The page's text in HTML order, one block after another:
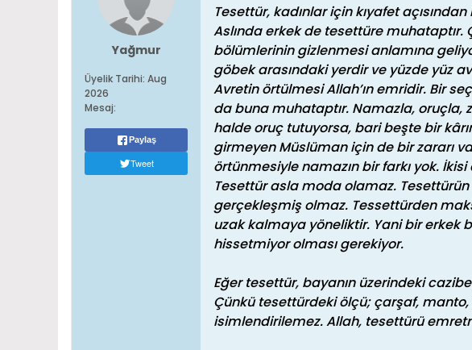
Yağmur
Üyelik Tarihi: Aug
2026
Mesaj:
Paylaş
Tweet
Tesettür, kadınlar için kıyafet
Aslında erkek de tesettüre
bölümlerinin gizlenmesi anlamına
göbek arasındaki yerdir ve yüzde yüz
Avretin örtülmesi Allah’ın emridir. Bir
da buna muhataptır. Namazla, oruçla,
halde oruç tutuyorsa, bari beşte bir
girmeyen Müslüman için de bir zararı
örtünmesiyle namazın bir farkı yok.
Tesettür asla moda olamaz.
gerçekleşmiş olmaz. Tessettürden
uzak kalmaya yöneliktir. Yani bir erkek
hissetmiyor olması gerekiyor.
Eğer tesettür, bayanın üzerindeki
Çünkü tesettürdeki ölçü; çarşaf,
isimlendirilemez. Allah, tesettürü